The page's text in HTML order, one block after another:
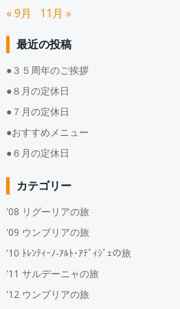
« 9月 11月 »
最近の投稿
●３５周年のご挨拶
●８月の定休日
●７月の定休日
●おすすめメニュー
●６月の定休日
カテゴリー
'08 リグーリアの旅
'09 ウンブリアの旅
'10 ﾄﾚﾝﾃｨｰﾉ‐ｱﾙﾄ･ｱﾃﾞｨｼﾞｪの旅
'11 サルデーニャの旅
'12 ウンブリアの旅